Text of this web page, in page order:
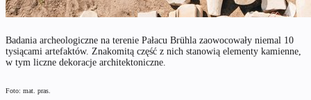
Badania archeologiczne na terenie Pałacu Brühla zaowocowały niemal 10
tysiącami artefaktów. Znakomitą część z nich stanowią elementy kamienne,
w tym liczne dekoracje architektoniczne.
Foto: mat. pras.